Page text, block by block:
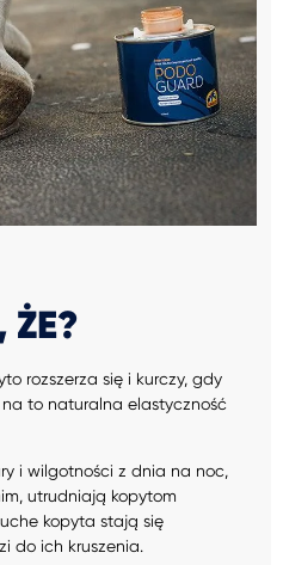
ŻE?
rozszerza się i kurczy, gdy
na to naturalna elastyczność
i wilgotności z dnia na noc,
utrudniają kopytom
kopyta stają się
do ich kruszenia.